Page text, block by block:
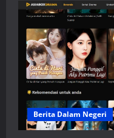
Berita Dalam Negeri